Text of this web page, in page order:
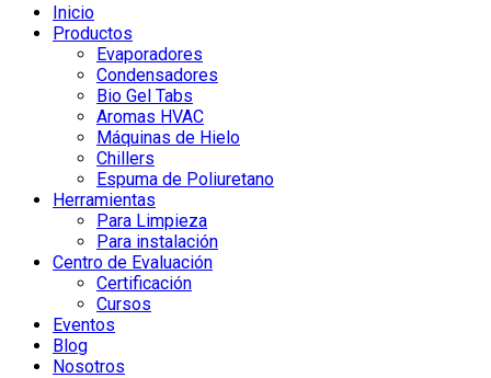
Inicio
Productos
Evaporadores
Condensadores
Bio Gel Tabs
Aromas HVAC
Máquinas de Hielo
Chillers
Espuma de Poliuretano
Herramientas
Para Limpieza
Para instalación
Centro de Evaluación
Certificación
Cursos
Eventos
Blog
Nosotros